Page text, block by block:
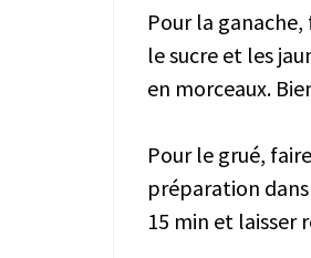
Pour la
le sucre et les
en morceaux.
Pour le grué,
préparation
15 min et laisser